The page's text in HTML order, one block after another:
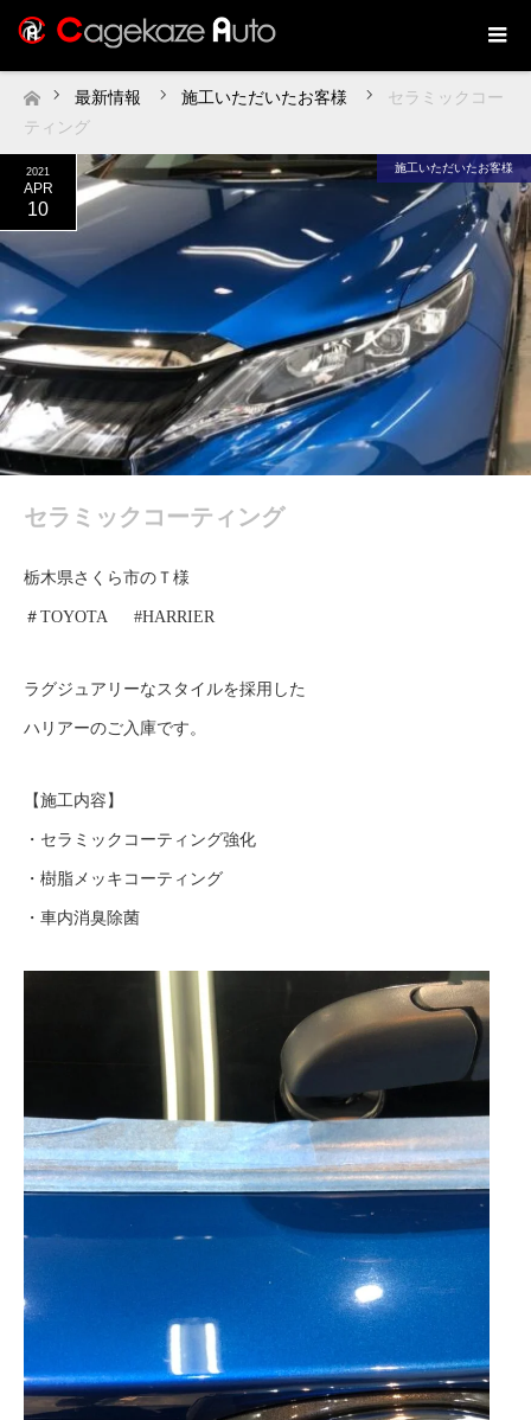
ホーム
最新情報 施工いただいたお客様
セラミックコー
ティング
2021
APR
10
施工いただいたお客様
セラミックコーティング
栃木県さくら市のＴ様
＃TOYOTA #HARRIER
ラグジュアリーなスタイルを採用した
ハリアーのご入庫です。
【施工内容】
・セラミックコーティング強化
・樹脂メッキコーティング
・車内消臭除菌